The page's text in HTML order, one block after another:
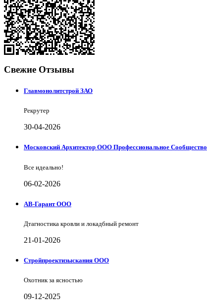
Свежие Отзывы
Главмонолитстрой ЗАО
Рекрутер
30-04-2026
Московский Архитектор ООО Профессиональное Сообщество
Все идеально!
06-02-2026
АВ-Гарант ООО
Дтагностика кровли и локадбный ремонт
21-01-2026
Стройпроектизыскания ООО
Охотник за ясностью
09-12-2025